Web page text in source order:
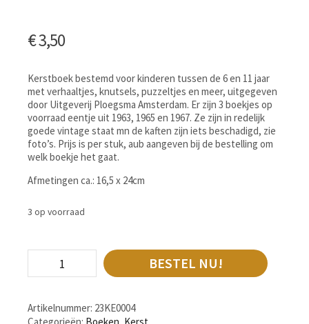
€3,50
Kerstboek bestemd voor kinderen tussen de 6 en 11 jaar
met verhaaltjes, knutsels, puzzeltjes en meer, uitgegeven
door Uitgeverij Ploegsma Amsterdam. Er zijn 3 boekjes op
voorraad eentje uit 1963, 1965 en 1967. Ze zijn in redelijk
goede vintage staat mn de kaften zijn iets beschadigd, zie
foto’s. Prijs is per stuk, aub aangeven bij de bestelling om
welk boekje het gaat.
Afmetingen ca.: 16,5 x 24cm
3 op voorraad
BESTEL NU!
Artikelnummer: 23KE0004